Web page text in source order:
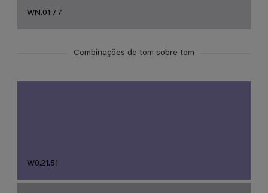
WN.01.77
Combinações de tom sobre tom
W0.21.51